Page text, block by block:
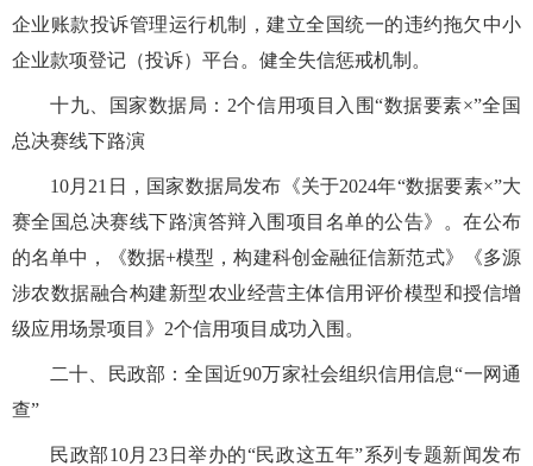
企业账款投诉管理运行机制，建立全国统一的违约拖欠中小
企业款项登记（投诉）平台。健全失信惩戒机制。
十九、国家数据局：2个信用项目入围“数据要素×”全国
总决赛线下路演
10月21日，国家数据局发布《关于2024年“数据要素×”大
赛全国总决赛线下路演答辩入围项目名单的公告》。在公布
的名单中，《数据+模型，构建科创金融征信新范式》《多源
涉农数据融合构建新型农业经营主体信用评价模型和授信增
级应用场景项目》2个信用项目成功入围。
二十、民政部：全国近90万家社会组织信用信息“一网通
查”
民政部10月23日举办的“民政这五年”系列专题新闻发布